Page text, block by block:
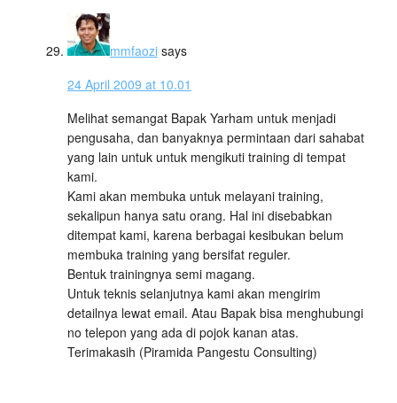
mmfaozi says
24 April 2009 at 10.01
Melihat semangat Bapak Yarham untuk menjadi
pengusaha, dan banyaknya permintaan dari sahabat
yang lain untuk untuk mengikuti training di tempat
kami.
Kami akan membuka untuk melayani training,
sekalipun hanya satu orang. Hal ini disebabkan
ditempat kami, karena berbagai kesibukan belum
membuka training yang bersifat reguler.
Bentuk trainingnya semi magang.
Untuk teknis selanjutnya kami akan mengirim
detailnya lewat email. Atau Bapak bisa menghubungi
no telepon yang ada di pojok kanan atas.
Terimakasih (Piramida Pangestu Consulting)